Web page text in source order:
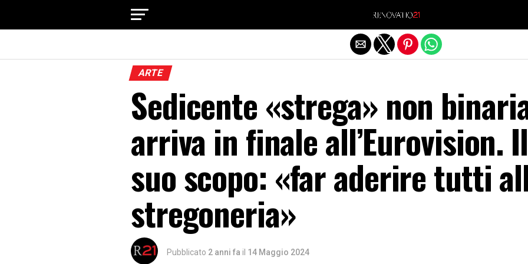
ARTE
Sedicente «strega» non
arriva in finale all’Eurovision. Il
suo scopo: «far aderire tutti
stregoneria»
Pubblicato 2 anni fa il 14 Maggio 2024
Exit mobile version